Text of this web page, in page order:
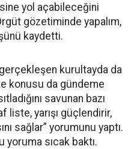
yol açabileceğini
gözetiminde yapalım,
kaydetti.
gerçekleşen kurultayda da
konusu da gündeme
savunan bazı
liste, yarışı güçlendirir,
sağlar” yorumunu yaptı.
yoruma sıcak baktı.